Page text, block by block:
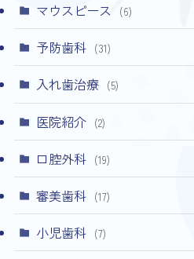
マウスピース (6)
予防歯科 (31)
入れ歯治療 (5)
医院紹介 (2)
口腔外科 (19)
審美歯科 (17)
小児歯科 (7)